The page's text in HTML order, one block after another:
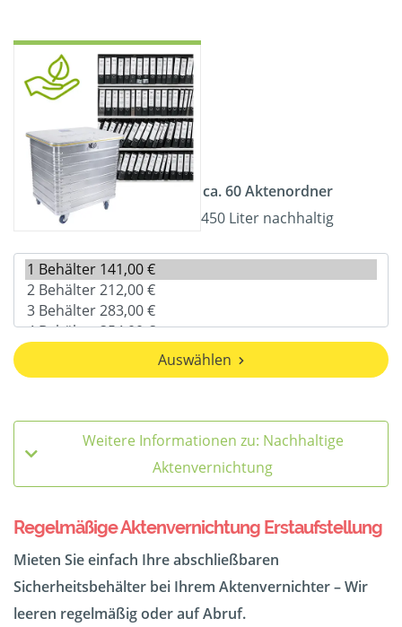
ca. 60 Aktenordner
450 Liter nachhaltig
Auswählen
Weitere Informationen zu: Nachhaltige
Aktenvernichtung
Regelmäßige Aktenvernichtung Erstaufstellung
Mieten Sie einfach Ihre abschließbaren
Sicherheitsbehälter bei Ihrem Aktenvernichter – Wir
leeren regelmäßig oder auf Abruf.